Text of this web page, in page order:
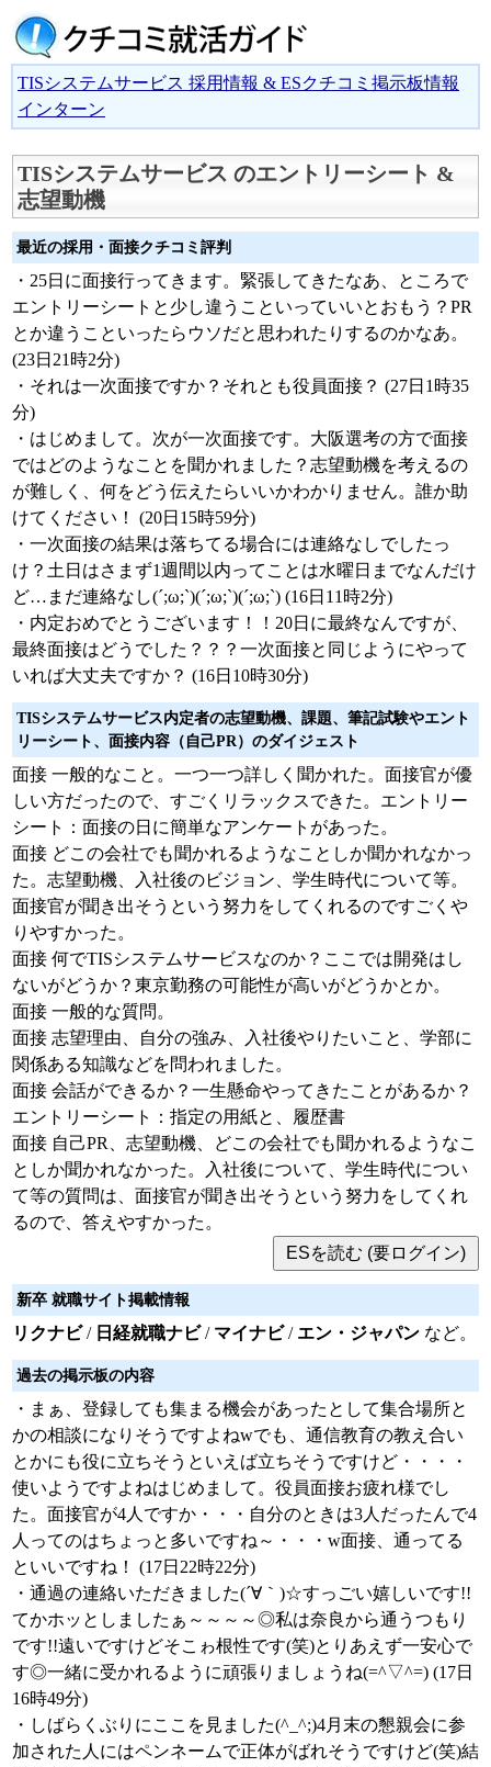
TISシステムサービス 採用情報 & ESクチコミ掲示板情報
インターン
TISシステムサービス のエントリーシート &
志望動機
最近の採用・面接クチコミ評判
・25日に面接行ってきます。緊張してきたなあ、ところで
エントリーシートと少し違うこといっていいとおもう？PR
とか違うこといったらウソだと思われたりするのかなあ。
(23日21時2分)
・それは一次面接ですか？それとも役員面接？ (27日1時35
分)
・はじめまして。次が一次面接です。大阪選考の方で面接
ではどのようなことを聞かれました？志望動機を考えるの
が難しく、何をどう伝えたらいいかわかりません。誰か助
けてください！ (20日15時59分)
・一次面接の結果は落ちてる場合には連絡なしでしたっ
け？土日はさまず1週間以内ってことは水曜日までなんだけ
ど…まだ連絡なし(´;ω;`)(´;ω;`)(´;ω;`) (16日11時2分)
・内定おめでとうございます！！20日に最終なんですが、
最終面接はどうでした？？？一次面接と同じようにやって
いれば大丈夫ですか？ (16日10時30分)
TISシステムサービス内定者の志望動機、課題、筆記試験やエント
リーシート、面接内容（自己PR）のダイジェスト
面接 一般的なこと。一つ一つ詳しく聞かれた。面接官が優
しい方だったので、すごくリラックスできた。エントリー
シート：面接の日に簡単なアンケートがあった。
面接 どこの会社でも聞かれるようなことしか聞かれなかっ
た。志望動機、入社後のビジョン、学生時代について等。
面接官が聞き出そうという努力をしてくれるのですごくや
りやすかった。
面接 何でTISシステムサービスなのか？ここでは開発はし
ないがどうか？東京勤務の可能性が高いがどうかとか。
面接 一般的な質問。
面接 志望理由、自分の強み、入社後やりたいこと、学部に
関係ある知識などを問われました。
面接 会話ができるか？一生懸命やってきたことがあるか？
エントリーシート：指定の用紙と、履歴書
面接 自己PR、志望動機、どこの会社でも聞かれるようなこ
としか聞かれなかった。入社後について、学生時代につい
て等の質問は、面接官が聞き出そうという努力をしてくれ
るので、答えやすかった。
新卒 就職サイト掲載情報
リクナビ/ 日経就職ナビ/ マイナビ/ エン・ジャパン など。
過去の掲示板の内容
・まぁ、登録しても集まる機会があったとして集合場所と
かの相談になりそうですよねwでも、通信教育の教え合い
とかにも役に立ちそうといえば立ちそうですけど・・・・
使いようですよねはじめまして。役員面接お疲れ様でし
た。面接官が4人ですか・・・自分のときは3人だったんで4
人ってのはちょっと多いですね～・・・w面接、通ってる
といいですね！ (17日22時22分)
・通過の連絡いただきました(´∀｀)☆すっごい嬉しいです!!
てかホッとしましたぁ～～～～◎私は奈良から通うつもり
です!!遠いですけどそこゎ根性です(笑)とりあえず一安心で
す◎一緒に受かれるように頑張りましょうね(=^▽^=) (17日
16時49分)
・しばらくぶりにここを見ました(^_^;)4月末の懇親会に参
加された人にはペンネームで正体がばれそうですけど(笑)結